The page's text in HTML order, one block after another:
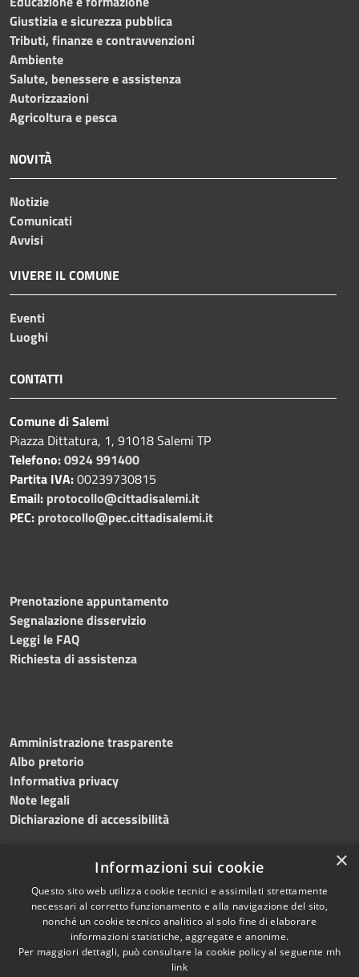
Giustizia e sicurezza pubblica
Tributi, finanze e contravvenzioni
Ambiente
Salute, benessere e assistenza
Autorizzazioni
Agricoltura e pesca
NOVITÀ
Notizie
Comunicati
Avvisi
VIVERE IL COMUNE
Eventi
Luoghi
CONTATTI
Comune di Salemi
Piazza Dittatura, 1, 91018 Salemi TP
Telefono:0924 991400
Partita IVA:00239730815
Email: protocollo@cittadisalemi.it
PEC: protocollo@pec.cittadisalemi.it
Prenotazione appuntamento
Segnalazione disservizio
Leggi le FAQ
Richiesta di assistenza
Amministrazione trasparente
Albo pretorio
Informativa privacy
Note legali
Dichiarazione di accessibilità
Accessibilità
Copyright © 2026 • Comune di
Salemi • Powered by
×
Informazioni sui cookie
Questo sito web utilizza cookie tecnici e assimilati strettamente
necessari al corretto funzionamento e alla navigazione del sito,
nonché un cookie tecnico analitico al solo fine di elaborare
informazioni statistiche, aggregate e anonime.
Per maggiori dettagli, può consultare la cookie policy al seguente mh
link